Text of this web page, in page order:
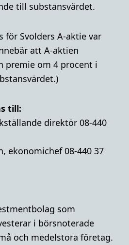
till substansvärdet.
för Svolders A-aktie var
att A-aktien
premie om 4 procent i
till:
direktör 08-440
ekonomichef 08-440 37
som
i börsnoterade
och medelstora företag.